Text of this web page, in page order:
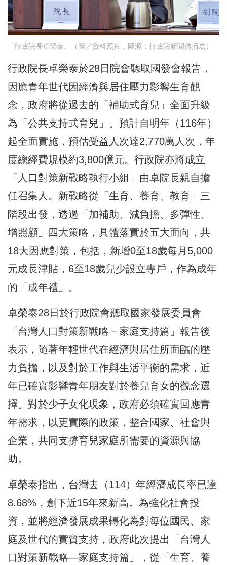
行政院長卓榮泰。（圖／資料照片，圖源：行政院新聞傳播處）
行政院長卓榮泰於28日院會聽取國發會報告，
因應青年世代因經濟與居住壓力影響生育觀
念，政府將從過去的「補助式育兒」全面升級
為「公共支持式育兒」。預計自明年（116年）
起全面實施，預估受益人次達2,770萬人次，年
度總經費規模約3,800億元。行政院亦將成立
「人口對策新戰略執行小組」由卓院長親自擔
任召集人。新戰略從「生育、養育、教育」三
階段出發，透過「加補助、減負擔、多彈性、
增照顧」四大策略，具體落實於五大面向，共
18大因應對策，包括，新增0至18歲每月5,000
元成長津貼，6至18歲兒少設立專戶，作為成年
的「成年禮」。
卓榮泰28日於行政院會聽取國家發展委員會
「台灣人口對策新戰略－家庭支持篇」報告後
表示，隨著年輕世代在經濟與居住所面臨的壓
力負擔，以及對於工作與生活平衡的需求，近
年已確實影響青年朋友對於養兒育女的觀念選
擇。對於少子女化現象，政府必須確實回應青
年需求，以更實際的政策，整合國家、社會與
企業，共同支撐育兒家庭所需要的資源與協
助。
卓榮泰指出，台灣去（114）年經濟成長率已達
8.68%，創下近15年來新高。為強化社會投
資，並將經濟發展成果轉化為對每位國民、家
庭及世代的實質支持，政府此次提出「台灣人
口對策新戰略—家庭支持篇」，從「生育、養